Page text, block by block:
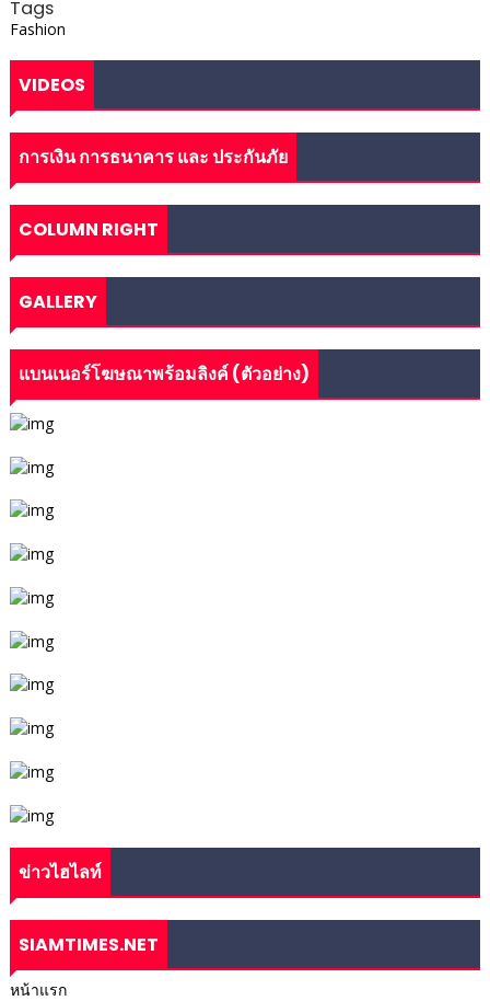
Tags
Fashion
VIDEOS
การเงิน การธนาคาร และ ประกันภัย
COLUMN RIGHT
GALLERY
แบนเนอร์โฆษณาพร้อมลิงค์ (ตัวอย่าง)
ข่าวไฮไลท์
SIAMTIMES.NET
หน้าแรก